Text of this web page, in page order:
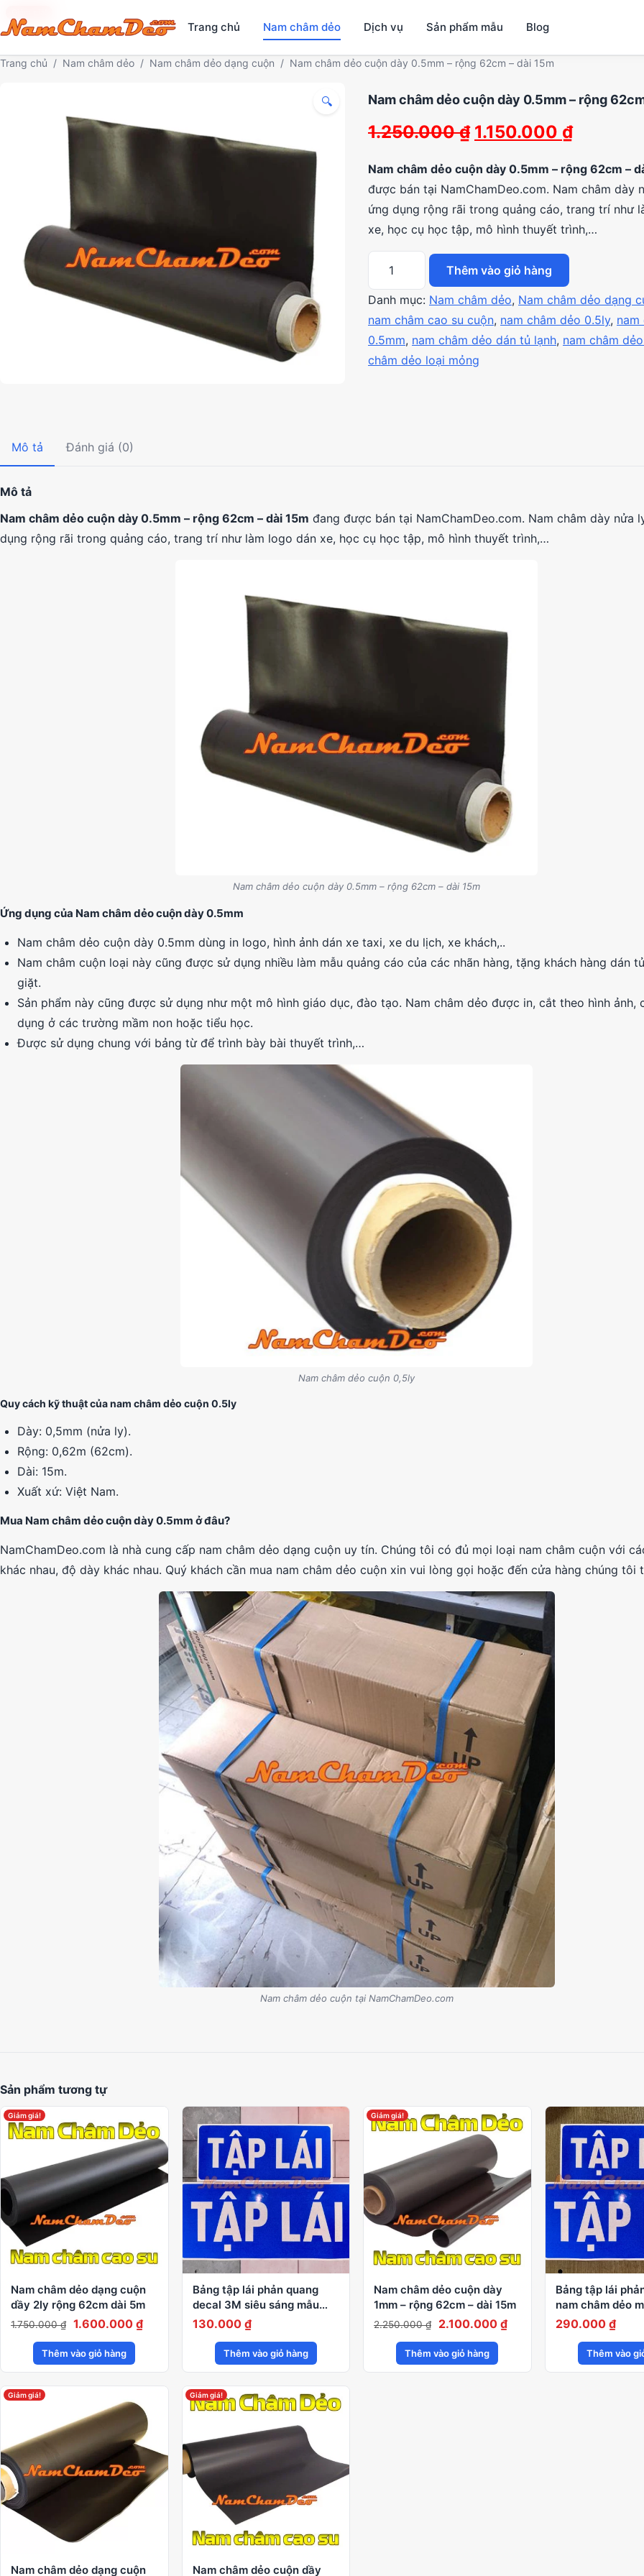
Trang chủ Nam châm dẻo Dịch vụ Sản phẩm mẫu Blog
Trang chủ / Nam châm dẻo / Nam châm dẻo dạng cuộn / Nam châm dẻo cuộn dày 0.5mm – rộng 62cm – dài 15m
🔍 Nam châm dẻo cuộn dày 0.5mm – rộng
1.250.000₫ Giá
gốc
là:
1.250.000 ₫.
1.150.000 ₫Giá
hiện
tại
là:
Nam châm dẻo cuộn dày 0.5mm – rộng 62cm –
được bán tại NamChamDeo.com. Nam châm dày
ứng dụng rộng rãi trong quảng cáo, trang trí như
xe, học cụ học tập, mô hình thuyết trình,…
châm
cuộn
dày
0.5mm
Thêm vào giỏ hàng
Danh mục: Nam châm dẻo, Nam châm dẻo dạng
nam châm cao su cuộn, nam châm dẻo 0.5ly, nam
0.5mm, nam châm dẻo dán tủ lạnh, nam châm
châm dẻo loại mỏng
Mô tả Đánh giá (0)
Mô tả
Nam châm dẻo cuộn dày 0.5mm – rộng 62cm – dài 15m đang được bán tại NamChamDeo.com. Nam châm dày nửa
dụng rộng rãi trong quảng cáo, trang trí như làm logo dán xe, học cụ học tập, mô hình thuyết trình,…
Nam châm dẻo cuộn dày 0.5mm – rộng 62cm – dài 15m
Ứng dụng của Nam châm dẻo cuộn dày 0.5mm
Nam châm dẻo cuộn dày 0.5mm dùng in logo, hình ảnh dán xe taxi, xe du lịch, xe khách,..
Nam châm cuộn loại này cũng được sử dụng nhiều làm mẫu quảng cáo của các nhãn hàng, tặng khách hàng dán
giặt.
Sản phẩm này cũng được sử dụng như một mô hình giáo dục, đào tạo. Nam châm dẻo được in, cắt theo hình ảnh,
dụng ở các trường mầm non hoặc tiểu học.
Được sử dụng chung với bảng từ để trình bày bài thuyết trình,…
Nam châm dẻo cuộn 0,5ly
Quy cách kỹ thuật của nam châm dẻo cuộn 0.5ly
Dày: 0,5mm (nửa ly).
Rộng: 0,62m (62cm).
Dài: 15m.
Xuất xứ: Việt Nam.
Mua Nam châm dẻo cuộn dày 0.5mm ở đâu?
NamChamDeo.com là nhà cung cấp nam châm dẻo dạng cuộn uy tín. Chúng tôi có đủ mọi loại nam châm cuộn với
khác nhau, độ dày khác nhau. Quý khách cần mua nam châm dẻo cuộn xin vui lòng gọi hoặc đến cửa hàng chúng tôi
Nam châm dẻo cuộn tại NamChamDeo.com
Sản phẩm tương tự
Giảm giá!
Nam châm dẻo dạng cuộn
dầy 2ly rộng 62cm dài 5m
1.750.000₫
Giá
gốc
là:
1.600.000 ₫Giá
1.600.000 ₫.
Thêm vào giỏ hàng
Bảng tập lái phản quang
decal 3M siêu sáng mẫu
mới
130.000 ₫
Thêm vào giỏ hàng
Giảm giá!
Nam châm dẻo cuộn dày
1mm – rộng 62cm – dài 15m
2.250.000₫
Giá
gốc
là:
2.100.000 ₫Giá
Thêm vào giỏ hàng
Bảng tập lái
nam châm dẻo
2026
290.000 ₫
Thêm vào
Giảm giá!
Nam châm dẻo dạng cuộn
Giảm giá!
Nam châm dẻo cuộn dầy